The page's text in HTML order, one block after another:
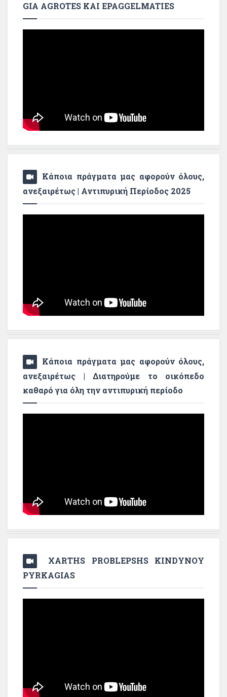
GIA AGROTES KAI EPAGGELMATIES
Κάποια πράγματα μας αφορούν όλους,
ανεξαιρέτως | Αντιπυρική Περίοδος 2025
Κάποια πράγματα μας αφορούν όλους,
ανεξαιρέτως | Διατηρούμε το οικόπεδο
καθαρό για όλη την αντιπυρική περίοδο
XARTHS PROBLEPSHS KINDYNOY
PYRKAGIAS